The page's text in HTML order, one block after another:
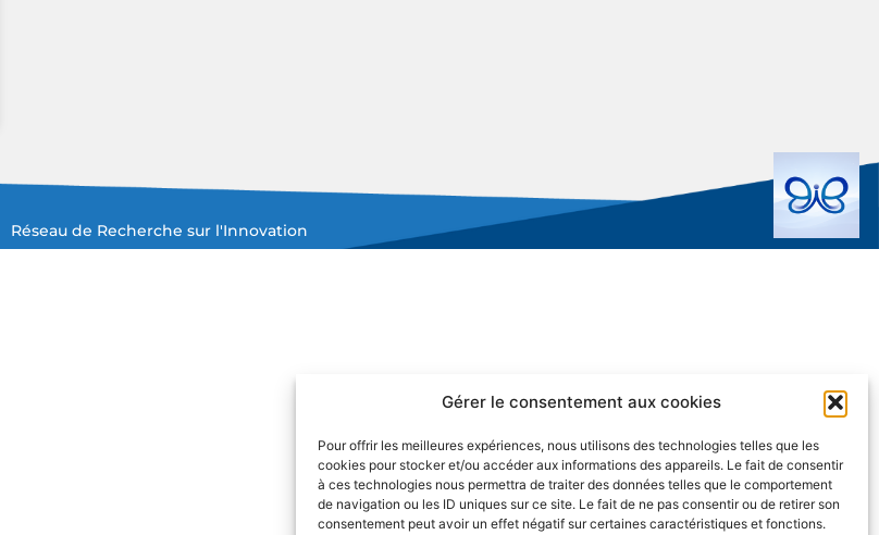
Gérer le consentement aux cookies
Pour offrir les meilleures expériences, nous utilisons des technologies telles que les
cookies pour stocker et/ou accéder aux informations des appareils. Le fait de consentir
à ces technologies nous permettra de traiter des données telles que le comportement
de navigation ou les ID uniques sur ce site. Le fait de ne pas consentir ou de retirer son
consentement peut avoir un effet négatif sur certaines caractéristiques et fonctions.
Réseau de Recherche sur l'Innovation